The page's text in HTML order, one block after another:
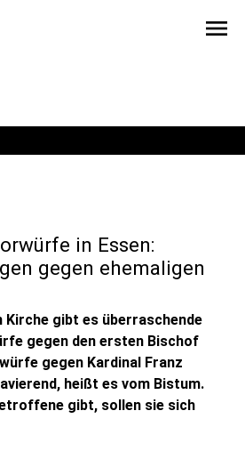
menu
in Essen:
gegen ehemaligen
Kirche gibt es überraschende
gegen den ersten Bischof
gegen Kardinal Franz
heißt es vom Bistum.
gibt, sollen sie sich